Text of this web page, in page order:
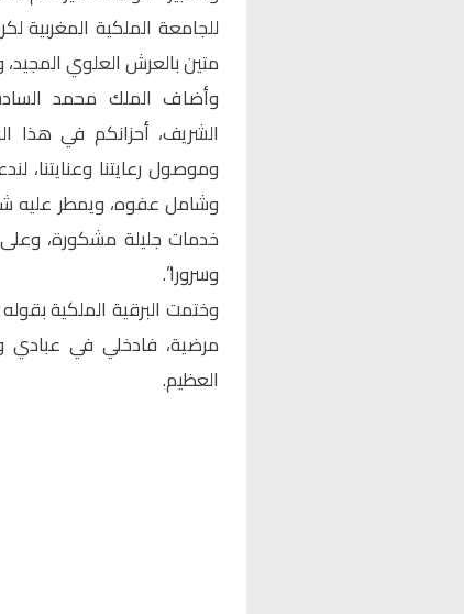
للجامعة الملكية المغربية
متين بالعرش العلوي
وأضاف الملك محمد
الشريف، أحزانكم في هذا
وموصول رعايتنا وعنايتنا،
وشامل عفوه، ويمطر عليه
خدمات جليلة مشكورة،
وسرورا”.
وختمت البرقية الملكية
مرضية، فادخلي في عبادي
العظيم.